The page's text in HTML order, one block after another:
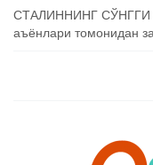
СТАЛИННИНГ СЎНГГИ
аъёнлари томонидан